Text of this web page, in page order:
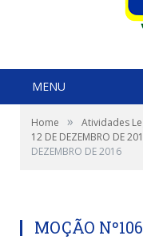
MENU
Home » Atividades
12 DE DEZEMBRO DE
DEZEMBRO DE 2016
MOÇÃO